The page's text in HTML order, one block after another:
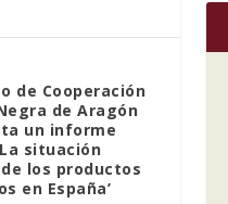
de Cooperación
de Aragón
un informe
situación
los productos
en España’